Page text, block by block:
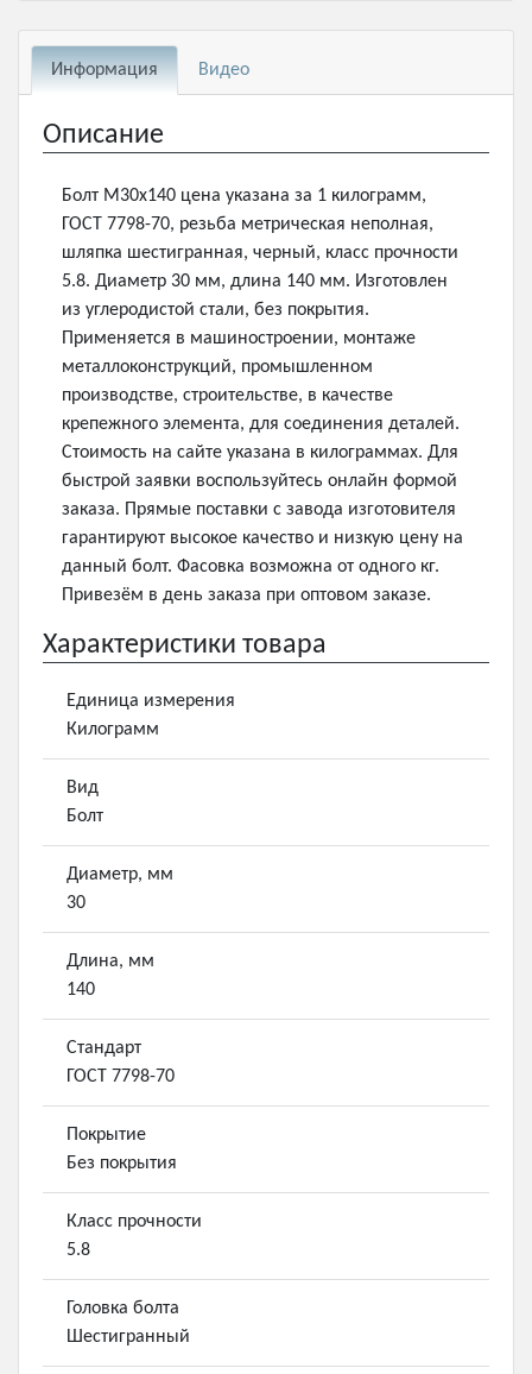
Информация Видео
Описание
Болт М30х140 цена указана за 1 килограмм,
ГОСТ 7798-70, резьба метрическая неполная,
шляпка шестигранная, черный, класс прочности
5.8. Диаметр 30 мм, длина 140 мм. Изготовлен
из углеродистой стали, без покрытия.
Применяется в машиностроении, монтаже
металлоконструкций, промышленном
производстве, строительстве, в качестве
крепежного элемента, для соединения деталей.
Стоимость на сайте указана в килограммах. Для
быстрой заявки воспользуйтесь онлайн формой
заказа. Прямые поставки с завода изготовителя
гарантируют высокое качество и низкую цену на
данный болт. Фасовка возможна от одного кг.
Привезём в день заказа при оптовом заказе.
Характеристики товара
Единица измерения
Килограмм
Вид
Болт
Диаметр, мм
30
Длина, мм
140
Стандарт
ГОСТ 7798-70
Покрытие
Без покрытия
Класс прочности
5.8
Головка болта
Шестигранный